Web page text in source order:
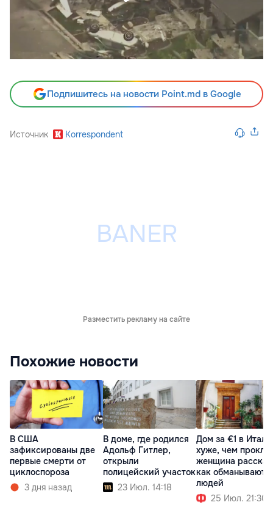
Подпишитесь на новости Point.md в Google
Источник Korrespondent
Разместить рекламу на сайте
Похожие новости
В США
зафиксированы две
первые смерти от
циклоспороза
3 дня назад
В доме, где родился
Адольф Гитлер,
открыли
полицейский участок
23 Июл. 14:18
Дом за €1 в
хуже, чем
женщина
как обманывают
людей
25 Июл. 21:30